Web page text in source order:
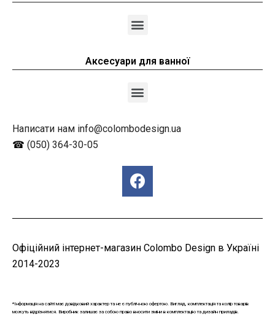
Аксесуари для ванної
Написати нам info@colombodesign.ua
☎ (050) 364-30-05
Офіційний інтернет-магазин Colombo Design в Україні
2014-2023
*Інформація на сайті має довідковий характер та не є публічною офертою. Вигляд, комплектація та колір товарів
можуть відрізнятися. Виробник залишає за собою право вносити зміни в комплектацію та дизайн приладів.